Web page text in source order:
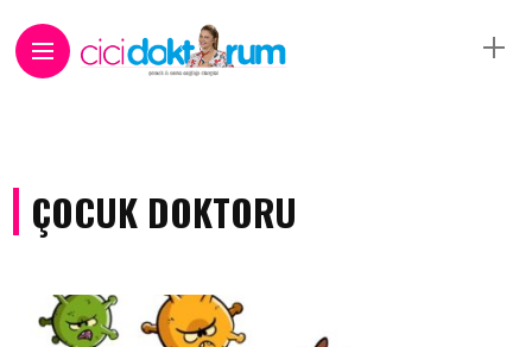
ÇOCUK DOKTORU